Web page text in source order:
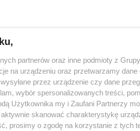
partnerów oraz inne podmioty z
na urządzeniu oraz przetwarzamy
przez urządzenie czy dane
wybór spersonalizowanych treści,
Użytkownika my i Zaufani Partnerzy
skanować charakterystykę
prosimy o zgodę na korzystanie z tych